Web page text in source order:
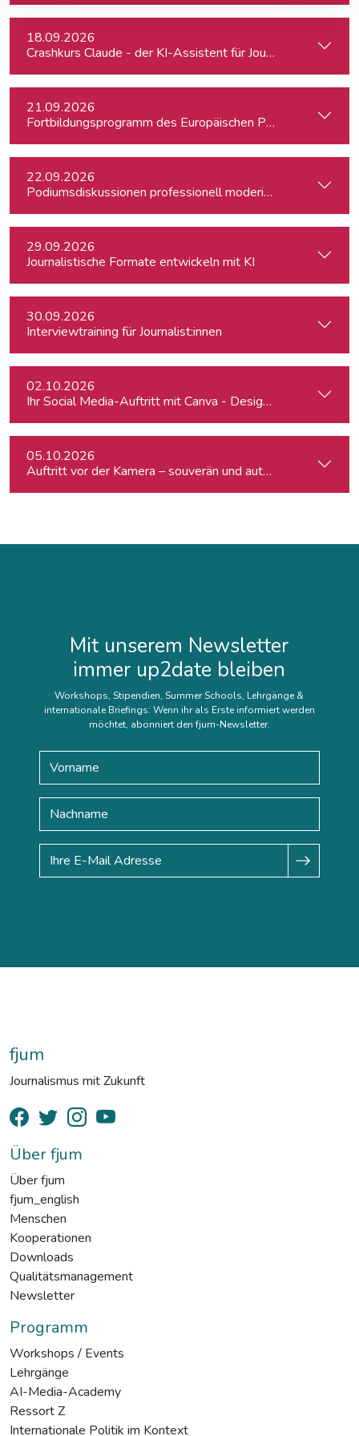
18.09.2026
Crashkurs Claude - der KI-Assistent für Journalist:innen
21.09.2026
Fortbildungsprogramm des Europäischen Parlaments für
22.09.2026
Podiumsdiskussionen professionell moderieren
29.09.2026
Journalistische Formate entwickeln mit KI
30.09.2026
Interviewtraining für Journalist:innen
02.10.2026
Ihr Social Media-Auftritt mit Canva - Designs für Instagram,
05.10.2026
Auftritt vor der Kamera – souverän und authentisch
Mit unserem Newsletter
immer up2date bleiben
Workshops, Stipendien, Summer Schools, Lehrgänge &
internationale Briefings: Wenn ihr als Erste informiert werden
möchtet, abonniert den fjum-Newsletter.
fjum
Journalismus mit Zukunft
Über fjum
Über fjum
fjum_english
Menschen
Kooperationen
Downloads
Qualitätsmanagement
Newsletter
Programm
Workshops / Events
Lehrgänge
AI-Media-Academy
Ressort Z
Internationale Politik im Kontext